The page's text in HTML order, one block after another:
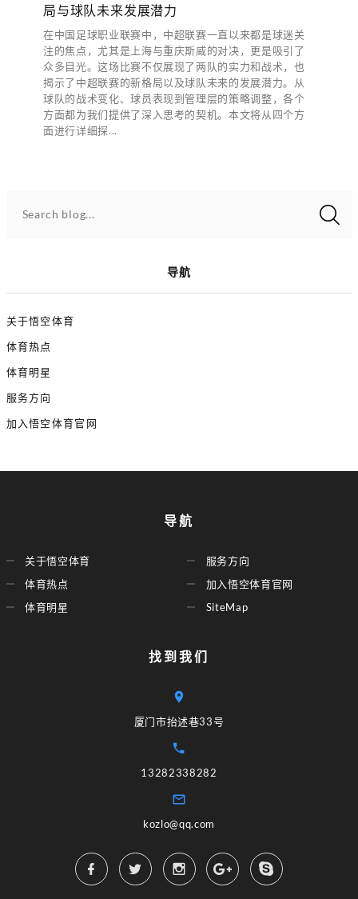
局与球队未来发展潜力
在中国足球职业联赛中，中超联赛一直以来都是球迷关
注的焦点，尤其是上海与重庆斯威的对决，更是吸引了
众多目光。这场比赛不仅展现了两队的实力和战术，也
揭示了中超联赛的新格局以及球队未来的发展潜力。从
球队的战术变化、球员表现到管理层的策略调整，各个
方面都为我们提供了深入思考的契机。本文将从四个方
面进行详细探...
Search blog...
导航
关于悟空体育
体育热点
体育明星
服务方向
加入悟空体育官网
导航
关于悟空体育
体育热点
体育明星
服务方向
加入悟空体育官网
SiteMap
找到我们
厦门市抬述巷33号
13282338282
kozlo@qq.com